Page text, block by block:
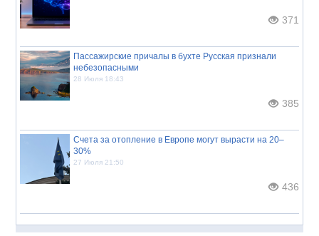
371
Пассажирские причалы в бухте Русская признали
небезопасными
28 Июля 18:43
385
Счета за отопление в Европе могут вырасти на 20–
30%
27 Июля 21:50
436